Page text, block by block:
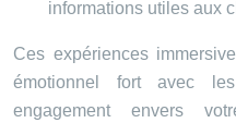
informations utiles aux
Ces expériences
émotionnel fort avec
engagement envers